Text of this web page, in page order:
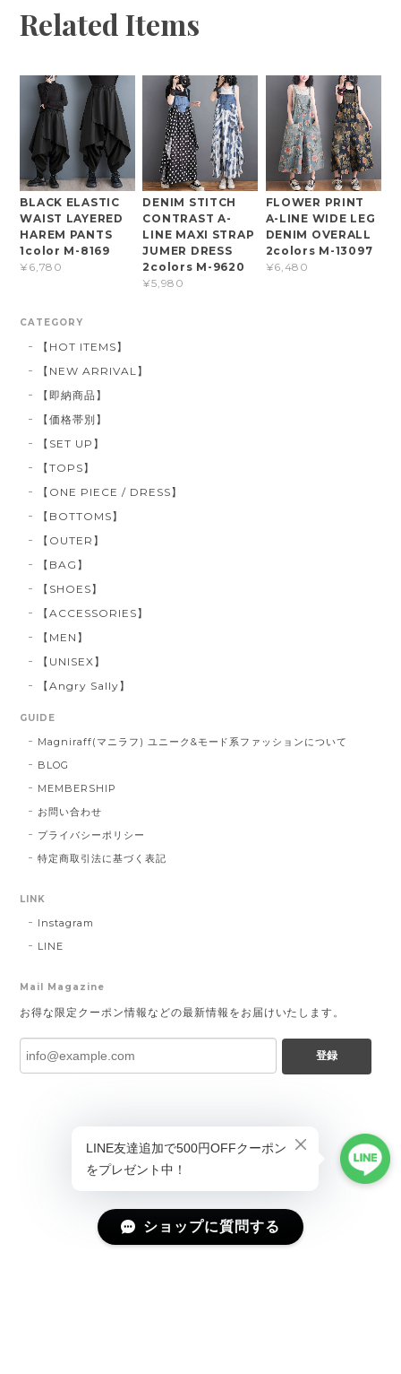
Related Items
BLACK ELASTIC
WAIST LAYERED
HAREM PANTS
1color M-8169
¥6,780
DENIM STITCH
CONTRAST A-
LINE MAXI STRAP
JUMER DRESS
2colors M-9620
¥5,980
FLOWER PRINT
A-LINE WIDE LEG
DENIM OVERALL
2colors M-13097
¥6,480
CATEGORY
【HOT ITEMS】
【NEW ARRIVAL】
【即納商品】
【価格帯別】
【SET UP】
【TOPS】
【ONE PIECE / DRESS】
【BOTTOMS】
【OUTER】
【BAG】
【SHOES】
【ACCESSORIES】
【MEN】
【UNISEX】
【Angry Sally】
GUIDE
Magniraff(マニラフ) ユニーク&モード系ファッションについて
BLOG
MEMBERSHIP
お問い合わせ
プライバシーポリシー
特定商取引法に基づく表記
LINK
Instagram
LINE
Mail Magazine
お得な限定クーポン情報などの最新情報をお届けいたします。
登録
ショップに質問する